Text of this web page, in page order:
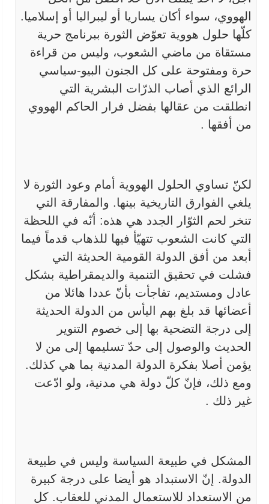
الهووي، سواء أكان يساريا أو ليبراليا أو إسلاميا.
كلّها حلول هووية تعوّض الثورة ببرنامج حرية
مستقاة من ماضي الشعوب، وليس من قراءة
حرة ومفتوحة على كل
الجنون البيو-سياسي
الرائع الذي أصاب الذرّات البشرية التي
انطلقت من عقالها بفضل فرار الحاكم الهووي
من أفقها .
لكنّ تساوي الحلول الهووية أمام وعود الثورة لا
يلغي الفوارق
التاريخية بينها. والمفارقة التي
تنخر لحم الثوّار الجدد هي هذه: أنّه في
اللحظة
التي كانت الشعوب تتهيّأ فيها للذهاب قدماً فيما
أبعد من أفق الدولة
القومية الحديثة التي
فشلت في تحقيق التنمية والديمقراطية بشكل
عادل ومستديم، تفاجأت بأنّ عددا هائلا من
أعضائها قد بلغ بهم اليأس من الدولة
الحديثة
إلى درجة التضحية بها إلى خصوم التنوير
الحديث والوصول إلى حدّ تسليمها إلى من لا
يؤمن أصلا بفكرة الدولة المدنية بما هي كذلك.
ومع ذلك، فإنّ كلّ دولة هي مدنية، ولو ادّعت
غير ذلك .
المشكل في طبيعة السياسة وليس في طبيعة
الدولة. إنّ الاستبداد هو أيضا على درجة كبيرة
من الاستعداد للاستعمال المدني للعقاب. كل